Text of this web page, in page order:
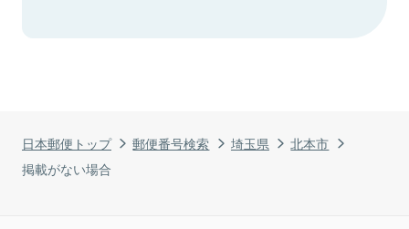
日本郵便トップ 郵便番号検索 埼玉県
北本市
掲載がない場合